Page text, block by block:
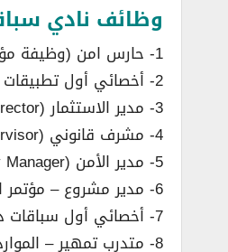
وظائف نادي
1- حارس امن (وظيفة مؤقتة – الطائف).
2- أخصائي أول تطبيقات (Senior Applications Specialist).
3- مدير الاستثمار (Investment Director).
4- مشرف قانوني (Legal Supervisor).
5- مدير الأمن (Security Manager).
6- مدير مشروع – مؤتمر السباقات الآسيوي (Project Manager – Asian Racing Conference).
7- أخصائي أول سباقات دولية (Senior International Racing Specialist).
8- متدرب تمهير – الموارد البشرية (HR – Tamheer Trainee).